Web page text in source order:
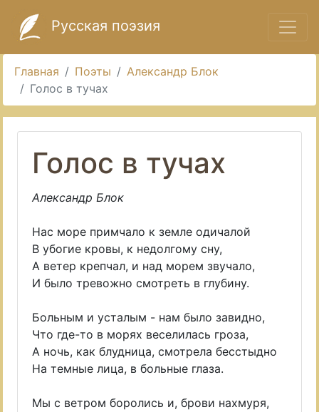
Русская поэзия
Главная Поэты
Александр Блок
Голос в тучах
Голос в тучах
Александр Блок
Нас море примчало к земле одичалой
В убогие кровы, к недолгому сну,
А ветер крепчал, и над морем звучало,
И было тревожно смотреть в глубину.
Больным и усталым - нам было завидно,
Что где-то в морях веселилась гроза,
А ночь, как блудница, смотрела бесстыдно
На темные лица, в больные глаза.
Мы с ветром боролись и, брови нахмуря,